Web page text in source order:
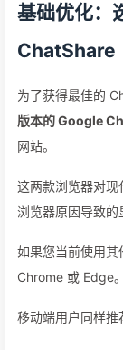
基础优化：
ChatShare
为了获得最佳的
版本的 Google
网站。
这两款浏览器对现
浏览器原因导致的
如果您当前使用其
Chrome 或 Edge。
移动端用户同样推